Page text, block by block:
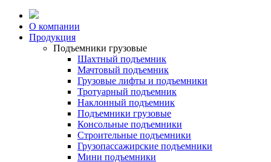
О компании
Продукция
Подъемники грузовые
Шахтный подъемник
Мачтовый подъемник
Грузовые лифты и подъемники
Тротуарный подъемник
Наклонный подъемник
Подъемники грузовые
Консольные подъемники
Строительные подъемники
Грузопассажирские подъемники
Мини подъемники